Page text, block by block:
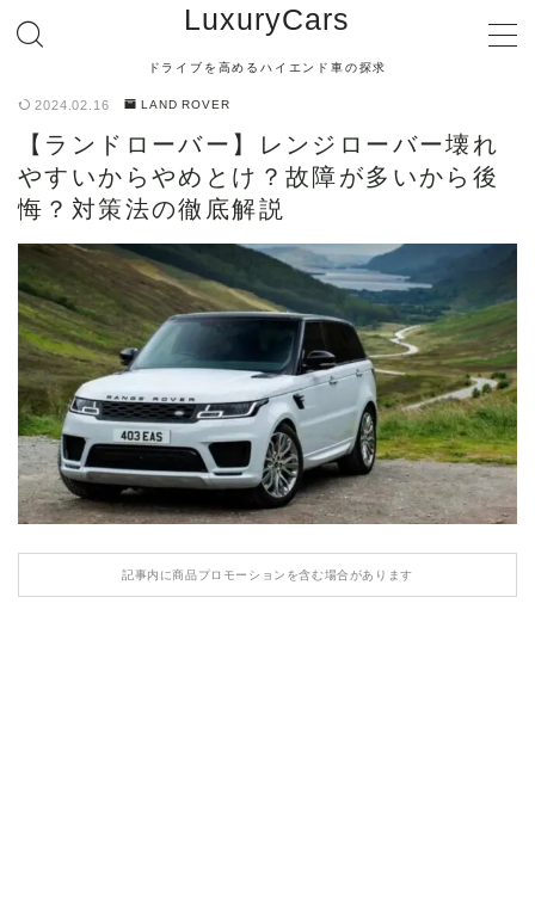
LuxuryCars
ドライブを高めるハイエンド車の探求
【TOYOTA】
【LEXUS】
【MERCEDES BENZ】
【BMW】
【AUDI】
【PORSCHE】
2024.02.16 LAND ROVER
【ランドローバー】レンジローバー壊れ
やすいからやめとけ？故障が多いから後
悔？対策法の徹底解説
記事内に商品プロモーションを含む場合があります